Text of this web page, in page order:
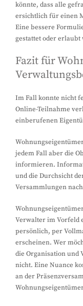
könnte, dass alle
ersichtlich für einen
Eine bessere
gestattet oder erlaubt
Fazit für
Im Fall konnte nicht
Online-Teilnahme
einberufenen
jedem Fall aber die
informieren.
und die Durchsicht
Versammlungen
Verwalter im Vorfeld
persönlich, per
erscheinen. Wer
die Organisation und
nicht. Eine Nuance
an der